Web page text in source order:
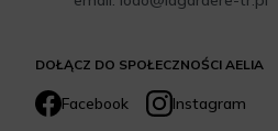
DOŁĄCZ DO SPOŁECZNOŚCI AELIA
Facebook
Instagram